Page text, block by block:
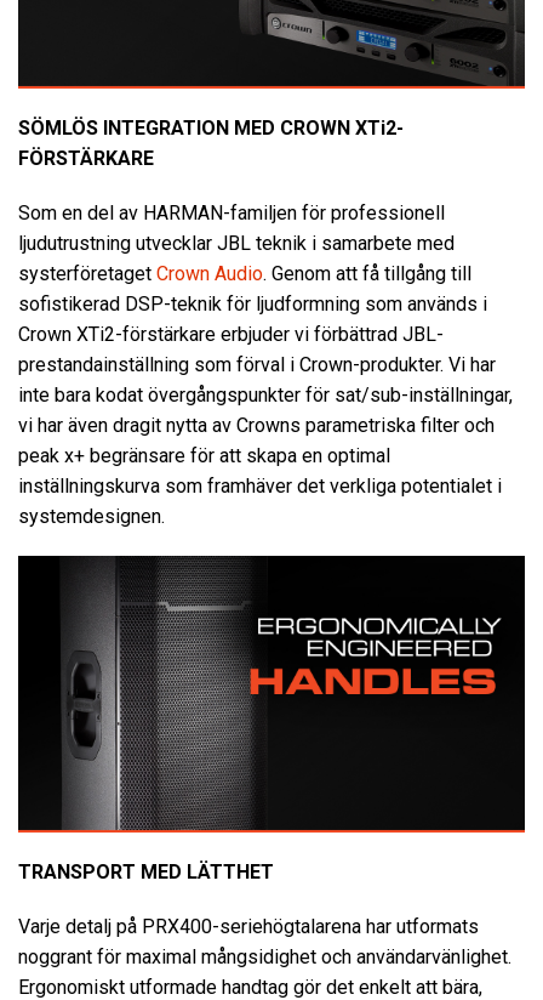
SÖMLÖS INTEGRATION MED CROWN XTi2-
FÖRSTÄRKARE
Som en del av HARMAN-familjen för professionell
ljudutrustning utvecklar JBL teknik i samarbete med
systerföretaget Crown Audio. Genom att få tillgång till
sofistikerad DSP-teknik för ljudformning som används i
Crown XTi2-förstärkare erbjuder vi förbättrad JBL-
prestandainställning som förval i Crown-produkter. Vi har
inte bara kodat övergångspunkter för sat/sub-inställningar,
vi har även dragit nytta av Crowns parametriska filter och
peak x+ begränsare för att skapa en optimal
inställningskurva som framhäver det verkliga potentialet i
systemdesignen.
TRANSPORT MED LÄTTHET
Varje detalj på PRX400-seriehögtalarena har utformats
noggrant för maximal mångsidighet och användarvänlighet.
Ergonomiskt utformade handtag gör det enkelt att bära,